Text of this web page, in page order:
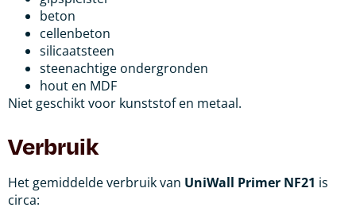
beton
cellenbeton
silicaatsteen
steenachtige ondergronden
hout en MDF
Niet geschikt voor kunststof en metaal.
Verbruik
Het gemiddelde verbruik van UniWall Primer NF21 is
circa: